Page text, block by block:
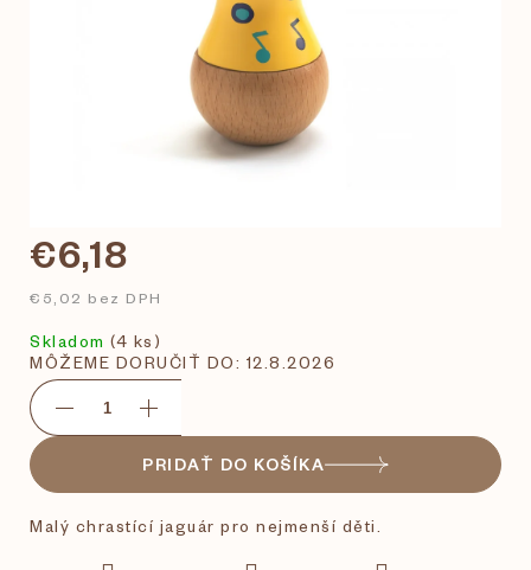
€6,18
€5,02 bez DPH
Skladom (4 ks)
MÔŽEME DORUČIŤ DO: 12.8.2026
PRIDAŤ DO KOŠÍKA
Malý chrastící jaguár pro nejmenší děti.